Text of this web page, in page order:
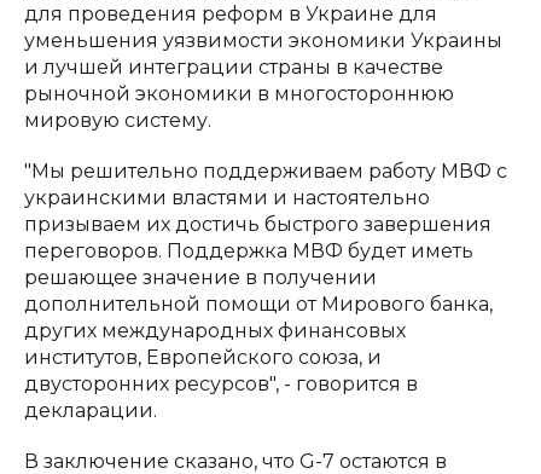
для проведения реформ в Украине для
уменьшения уязвимости экономики Украины
и лучшей интеграции страны в качестве
рыночной экономики в многостороннюю
мировую систему.
"Мы решительно поддерживаем работу МВФ с
украинскими властями и настоятельно
призываем их достичь быстрого завершения
переговоров. Поддержка МВФ будет иметь
решающее значение в получении
дополнительной помощи от Мирового банка,
других международных финансовых
институтов, Европейского союза, и
двусторонних ресурсов", - говорится в
декларации.
В заключение сказано, что G-7 остаются в